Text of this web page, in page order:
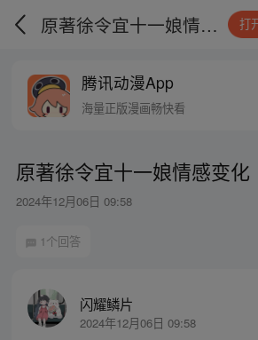
原著徐令宜十一娘情感变化 打
腾讯动漫App
海量正版漫画畅快看
原著徐令宜十一娘情感变化
2024年12月06日 09:58
1个回答
闪耀鳞片
2024年12月06日 09:58